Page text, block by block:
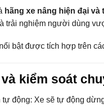
hãng xe nâng hiện đại
trải nghiệm người dùng
bật được tích hợp trên
kiểm soát
động: Xe sẽ tự động